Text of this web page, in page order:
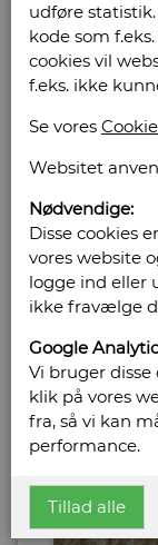
udføre
kode som
cookies vil
f.eks. ikke
Se vores
Websitet
Nødvendige:
Disse cookies
vores website
logge ind eller
ikke fravælge
Google
Vi bruger
klik på vores
fra, så vi kan
performance.
Tillad alle